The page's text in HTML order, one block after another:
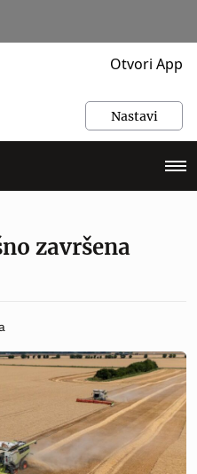
Otvori App
Nastavi
završena